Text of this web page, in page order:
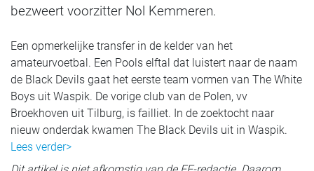
bezweert voorzitter Nol Kemmeren.
Een opmerkelijke transfer in de kelder van het
amateurvoetbal. Een Pools elftal dat luistert naar de naam
de Black Devils gaat het eerste team vormen van The White
Boys uit Waspik. De vorige club van de Polen, vv
Broekhoven uit Tilburg, is failliet. In de zoektocht naar
nieuw onderdak kwamen The Black Devils uit in Waspik.
Lees verder>